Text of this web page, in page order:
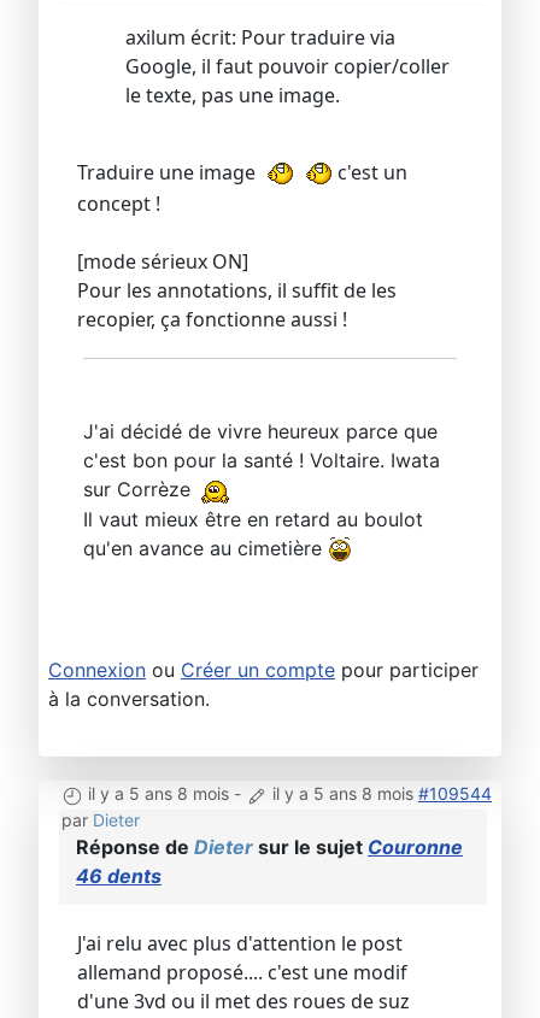
axilum écrit: Pour traduire via
Google, il faut pouvoir copier/coller
le texte, pas une image.
Traduire une image
c'est un
concept !
[mode sérieux ON]
Pour les annotations, il suffit de les
recopier, ça fonctionne aussi !
J'ai décidé de vivre heureux parce que
c'est bon pour la santé ! Voltaire. Iwata
sur Corrèze
Il vaut mieux être en retard au boulot
qu'en avance au cimetière
Connexion ou Créer un compte pour participer
à la conversation.
il y a 5 ans 8 mois - il y a 5 ans 8 mois #109544
par Dieter
Réponse de Dieter sur le sujet Couronne
46 dents
J'ai relu avec plus d'attention le post
allemand proposé.... c'est une modif
d'une 3vd ou il met des roues de suz